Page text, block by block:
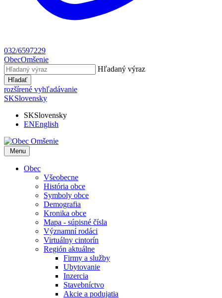
032/6597229
ObecOmšenie
Hľadaný výraz
Hľadať
rozšírené vyhľadávanie
SKSlovensky
SKSlovensky
ENEnglish
Menu
Obec
Všeobecne
História obce
Symboly obce
Demografia
Kronika obce
Mapa - súpisné čísla
Významní rodáci
Virtuálny cintorín
Región aktuálne
Firmy a služby
Ubytovanie
Inzercia
Stavebníctvo
Akcie a podujatia